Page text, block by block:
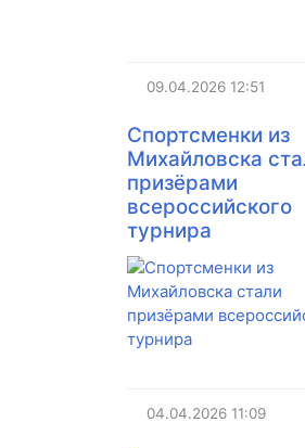
09.04.2026 12:51
​Спортсменки из
Михайловска
призёрами
всероссийского
турнира
04.04.2026 11:09